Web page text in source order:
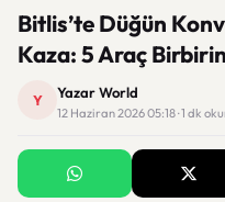
Bitlis’te Düğün
Kaza: 5 Araç
Y Yazar World
12 Haziran 2026 05:18 · 1 dk